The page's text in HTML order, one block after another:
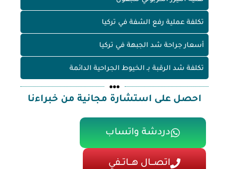
تكلفة عملية رفع الشفة في تركيا
أسعار جراحة شد الجبهة في تركيا
تكلفة شد الرقبة بـ الخيوط الجراحية الدائمة
احصل على استشارة مجانية من خبراءنا
دردشة واتساب
اتصـــال هـــاتــفي